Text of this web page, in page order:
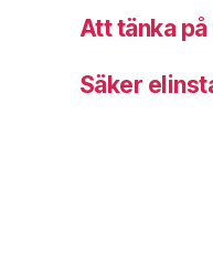
Att tänka
Säker